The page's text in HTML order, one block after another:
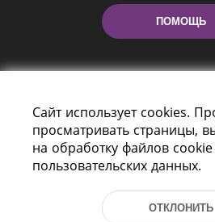
ПОМОЩЬ
Пр-т Независимости 116
г. Минск, Республика
Тел.: (+375 17) 368 37 37,
Сайт использует cookies.
просматривать страницы,
на обработку файлов
пользовательских данных.
ОТКЛОНИТЬ